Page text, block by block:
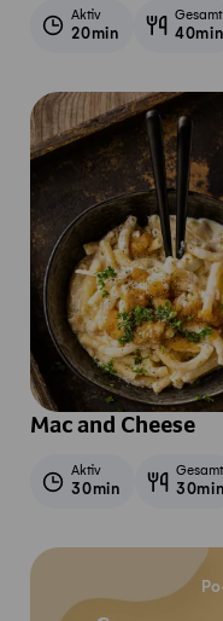
Aktiv
20min
Gesamt
40min
Mac and Cheese
Aktiv
30min
Gesamt
30min